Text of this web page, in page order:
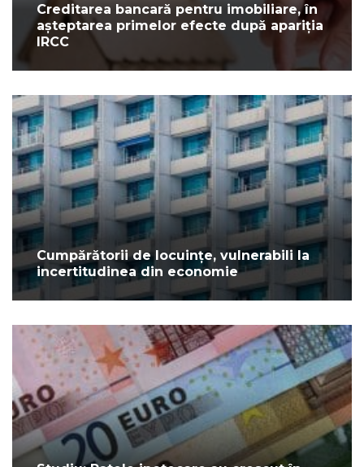
Creditarea bancară pentru imobiliare, în
așteptarea primelor efecte după apariția
IRCC
Cumpărătorii de locuințe, vulnerabili la
incertitudinea din economie